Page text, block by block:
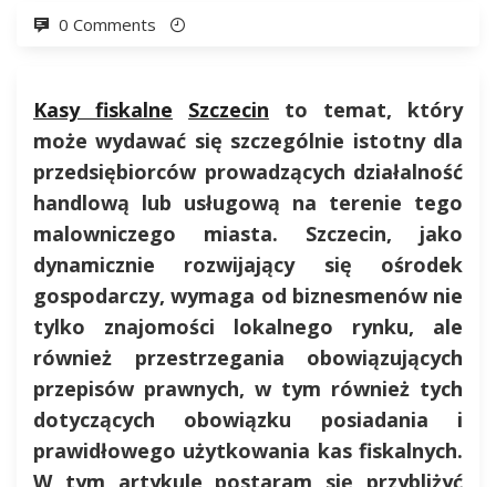
0 Comments
Kasy fiskalne Szczecin to temat, który
może wydawać się szczególnie istotny dla
przedsiębiorców prowadzących działalność
handlową lub usługową na terenie tego
malowniczego miasta. Szczecin, jako
dynamicznie rozwijający się ośrodek
gospodarczy, wymaga od biznesmenów nie
tylko znajomości lokalnego rynku, ale
również przestrzegania obowiązujących
przepisów prawnych, w tym również tych
dotyczących obowiązku posiadania i
prawidłowego użytkowania kas fiskalnych.
W tym artykule postaram się przybliżyć